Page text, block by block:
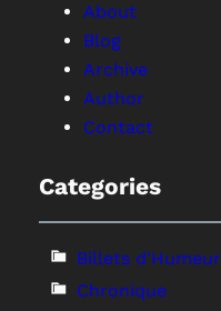
About
Blog
Archive
Author
Contact
Categories
Billets d'Humeur
Chronique